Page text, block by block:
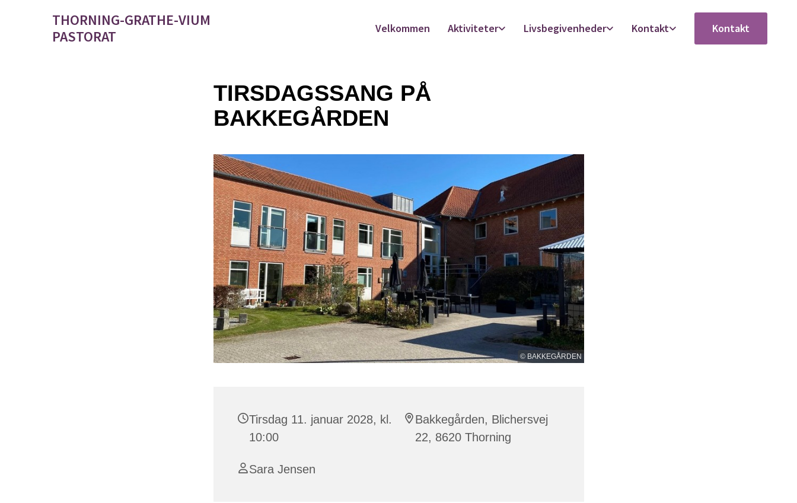
THORNING-GRATHE-VIUM
PASTORAT
Velkommen Aktiviteter Livsbegivenheder Kontakt Kontakt
TIRSDAGSSANG PÅ
BAKKEGÅRDEN
© BAKKEGÅRDEN
Tirsdag 11. januar 2028, kl.
10:00
Bakkegården, Blichersvej
22, 8620 Thorning
Sara Jensen